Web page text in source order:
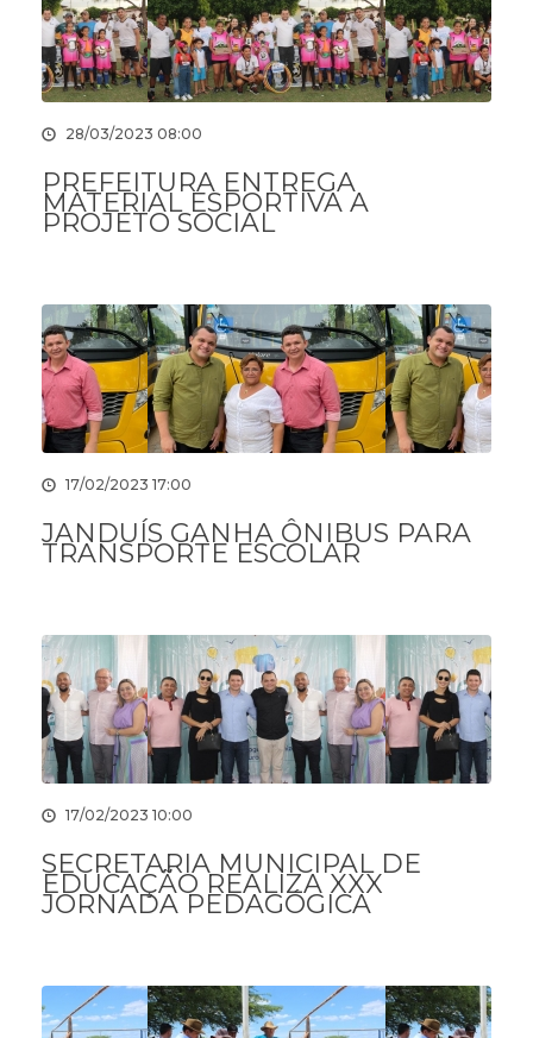
28/03/2023 08:00
PREFEITURA ENTREGA
MATERIAL ESPORTIVA A
PROJETO SOCIAL
17/02/2023 17:00
JANDUÍS GANHA ÔNIBUS PARA
TRANSPORTE ESCOLAR
17/02/2023 10:00
SECRETARIA MUNICIPAL DE
EDUCAÇÃO REALIZA XXX
JORNADA PEDAGÓGICA